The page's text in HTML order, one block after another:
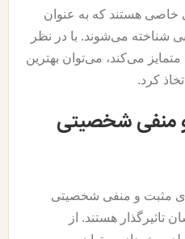
خاصی هستند که به عنوان
شناخته می‌شوند. با در نظر
می‌کند، می‌توان بهترین
کرد.
منفی شخصیتی
مثبت و منفی شخصیتی
تاثیرگذار هستند. از